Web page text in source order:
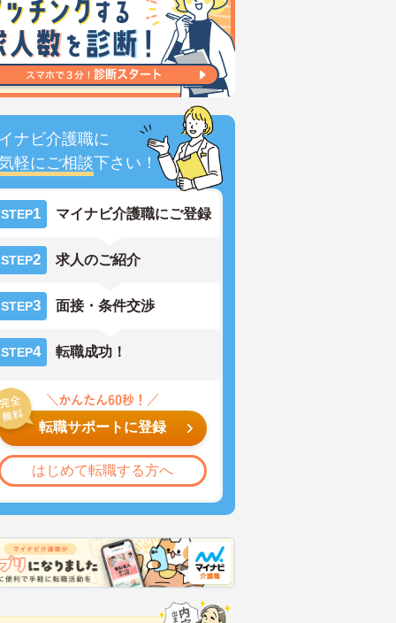
ナビ介護職に
軽にご相談下さい！
STEP1 マイナビ介護職にご登録
STEP2 求人のご紹介
STEP3 面接・条件交渉
STEP4 転職成功！
転職サポートに登録
はじめて転職する方へ